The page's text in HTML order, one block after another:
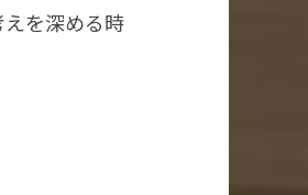
を深める時